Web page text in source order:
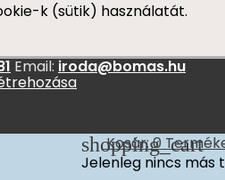
k (sütik) használatát.
Email: iroda@bomas.hu
shopping_cart
Kosár: 0
Jelenleg nincs más